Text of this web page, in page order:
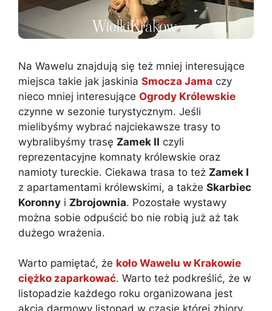
Na Wawelu znajdują się też mniej interesujące
miejsca takie jak jaskinia Smocza Jama czy
nieco mniej interesujące Ogrody Królewskie
czynne w sezonie turystycznym. Jeśli
mielibyśmy wybrać najciekawsze trasy to
wybralibyśmy trasę Zamek II czyli
reprezentacyjne komnaty królewskie oraz
namioty tureckie. Ciekawa trasa to też Zamek I
z apartamentami królewskimi, a także Skarbiec
Koronny i Zbrojownia. Pozostałe wystawy
można sobie odpuścić bo nie robią już aż tak
dużego wrażenia.
Warto pamiętać, że koło Wawelu w Krakowie
ciężko zaparkować. Warto też podkreślić, że w
listopadzie każdego roku organizowana jest